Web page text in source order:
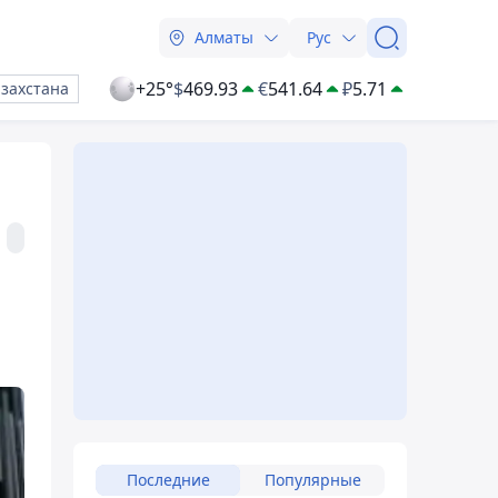
Алматы Рус
+25°$469.93 €541.64 ₽5.71
Последние Популярные